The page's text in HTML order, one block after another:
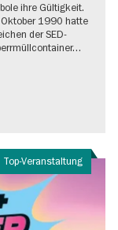
ihre Gültigkeit.
1990 hatte
der SED-
Top-Veranstaltung